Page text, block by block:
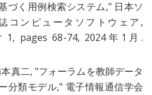
づく用例検索システム," 日本ソ
コンピュータソフトウェア,
1, pages 68-74, 2024年1月.
真二, "フォーラムを教師データ
分類モデル," 電子情報通信学会